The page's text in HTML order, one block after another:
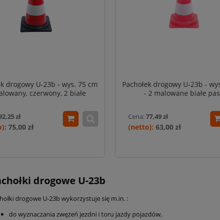
drogowy U-23b - wys. 75 cm
czerwony, 2 białe
zł
75,00 zł
Pachołek drogowy U-23b -
- 2 malowane białe
Cena:77,49 zł
63,00 zł
drogowe U-23b
drogowe U-23b wykorzystuje się m.in. :
do wyznaczania zwężeń jezdni i toru jazdy pojazdów,